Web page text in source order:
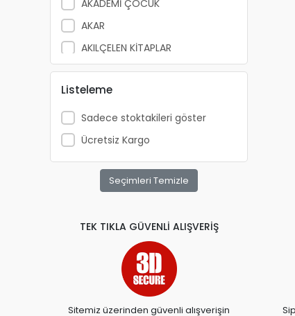
AKADEMİ ÇOCUK
AKAR
AKILÇELEN KİTAPLAR
ALEMDAR
ALEX SCHOELLER
ALFA YAYINLARI
ALPİNO
ALTIN KİTAP
APRİL
ARKADAŞ YAYINCILIK
ARTDECO
ARTDECO 140
Listeleme
Sadece stoktakileri göster
Ücretsiz Kargo
Seçimleri Temizle
TEK TIKLA GÜVENLİ ALIŞVERİŞ
Sitemiz üzerinden güvenli alışverişin